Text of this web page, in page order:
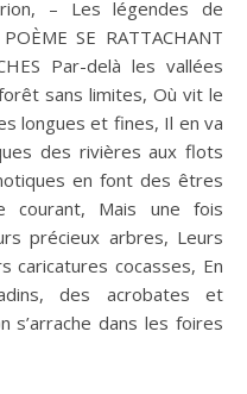
SE RATTACHANT
Par-delà les vallées
sans limites, Où vit le
longues et fines, Il en va
des rivières aux flots
en font des êtres
courant, Mais une fois
précieux arbres, Leurs
caricatures cocasses, En
des acrobates et
s’arrache dans les foires